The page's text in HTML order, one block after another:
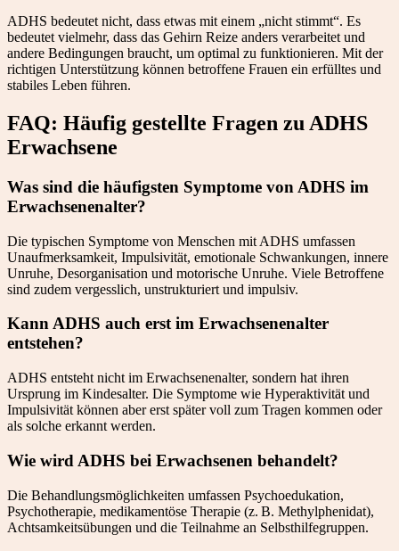
ADHS bedeutet nicht, dass etwas mit einem „nicht stimmt“. Es
bedeutet vielmehr, dass das Gehirn Reize anders verarbeitet und
andere Bedingungen braucht, um optimal zu funktionieren. Mit der
richtigen Unterstützung können betroffene Frauen ein erfülltes und
stabiles Leben führen.
FAQ: Häufig gestellte Fragen zu ADHS
Erwachsene
Was sind die häufigsten Symptome von ADHS im
Erwachsenenalter?
Die typischen Symptome von Menschen mit ADHS umfassen
Unaufmerksamkeit, Impulsivität, emotionale Schwankungen, innere
Unruhe, Desorganisation und motorische Unruhe. Viele Betroffene
sind zudem vergesslich, unstrukturiert und impulsiv.
Kann ADHS auch erst im Erwachsenenalter
entstehen?
ADHS entsteht nicht im Erwachsenenalter, sondern hat ihren
Ursprung im Kindesalter. Die Symptome wie Hyperaktivität und
Impulsivität können aber erst später voll zum Tragen kommen oder
als solche erkannt werden.
Wie wird ADHS bei Erwachsenen behandelt?
Die Behandlungsmöglichkeiten umfassen Psychoedukation,
Psychotherapie, medikamentöse Therapie (z. B. Methylphenidat),
Achtsamkeitsübungen und die Teilnahme an Selbsthilfegruppen.